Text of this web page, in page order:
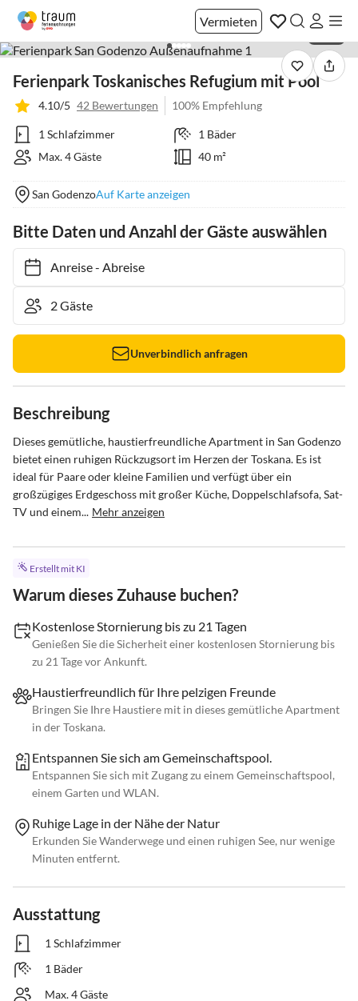
Vermieten
Ferienpark Toskanisches Refugium mit Pool
4.10/5 42 Bewertungen 100% Empfehlung
1 Schlafzimmer
1 Bäder
Max. 4 Gäste
40 m²
San GodenzoAuf Karte anzeigen
Bitte Daten und Anzahl der Gäste auswählen
Anreise- Abreise
Unverbindlich anfragen
Beschreibung
Dieses gemütliche, haustierfreundliche Apartment in San Godenzo
bietet einen ruhigen Rückzugsort im Herzen der Toskana. Es ist
ideal für Paare oder kleine Familien und verfügt über ein
großzügiges Erdgeschoss mit großer Küche, Doppelschlafsofa, Sat-
TV und einem... Mehr anzeigen
Erstellt mit KI
Warum dieses Zuhause buchen?
Kostenlose Stornierung bis zu 21 Tagen
Genießen Sie die Sicherheit einer kostenlosen Stornierung bis
zu 21 Tage vor Ankunft.
Haustierfreundlich für Ihre pelzigen Freunde
Bringen Sie Ihre Haustiere mit in dieses gemütliche Apartment
in der Toskana.
Entspannen Sie sich am Gemeinschaftspool.
Entspannen Sie sich mit Zugang zu einem Gemeinschaftspool,
einem Garten und WLAN.
Ruhige Lage in der Nähe der Natur
Erkunden Sie Wanderwege und einen ruhigen See, nur wenige
Minuten entfernt.
Ausstattung
1 Schlafzimmer
1 Bäder
Max. 4 Gäste